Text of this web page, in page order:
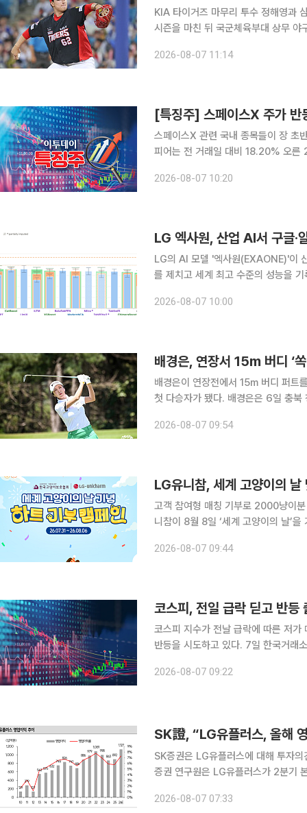
KIA 타이거즈 마무리 투수 정해영과
시즌을 마친 뒤 국군체육부대 상무 야구단에 입대한다. 7일 연합뉴
을 비롯해 우완 투수 한재승과 내야수
2026-08-07 11:14
스페이스X 관련 국내 종목들이 장 초반 강세다. 7일 한국거래소에 따르면 오
피어는 전 거래일 대비 18.20% 오른
(1.39%), 와이제이링크(1.35%) 등
2026-08-07 10:20
LG 엑사원, 산업 AI서 구글·
LG의 AI 모델 '엑사원(EXAONE)'이
를 제치고 세계 최고 수준의 성능을
Tabular'와 시간 흐름에 따른 미래 데
2026-08-07 10:00
배경은, 연장서 15m 버디 ‘
배경은이 연장전에서 15m 버디 퍼트
첫 다승자가 됐다. 배경은은 6일 충북 청주 그랜드 컨트리클럽 동·남 코스(파72·6043야드)에서 열
를 쳤다. 1라운드에서 5언더파 67
2026-08-07 09:54
LG유니참, 세계 고양이의
고객 참여형 매칭 기부로 2000냥이분
니참이 8월 8일 ‘세계 고양이의 날’
2000회 급여가 가능한 수량으로, 유
2026-08-07 09:44
코스피, 전일 급락 딛고 반
코스피 지수가 전날 급락에 따른 저가
반등을 시도하고 있다. 7일 한국거래소에 따르면 코스피 지수는 이날 오전 9시 5분 기준 전 거래일
트(1.09%) 오른 6365.07로 출발했
2026-08-07 09:22
SK證, “LG유플러스, 올해
SK증권은 LG유플러스에 대해 투자의견 '
증권 연구원은 LG유플러스가 2분기
2026-08-07 07:33